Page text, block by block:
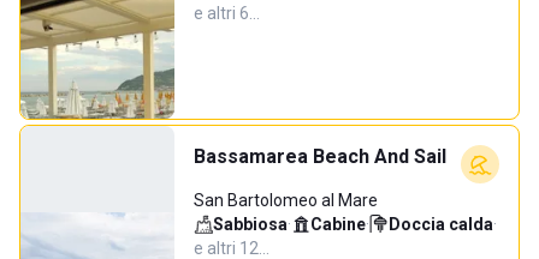
e altri 6…
Bassamarea Beach And Sail
San Bartolomeo al Mare
Sabbiosa· Cabine· Doccia calda·
e altri 12…